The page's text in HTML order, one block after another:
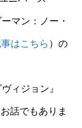
マン：ノー・
はこち ら ）の
ィジョン』
話でもありま